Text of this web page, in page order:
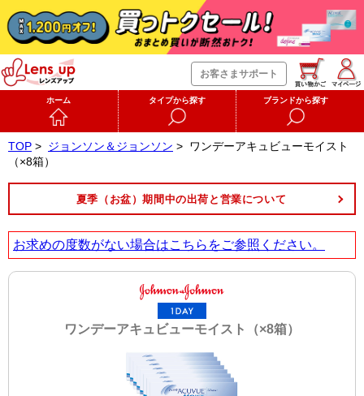
お客さまサポート
ホーム タイプから探す ブランドから探す
TOP > ジョンソン＆ジョンソン > ワンデーアキュビューモイスト
（×8箱）
夏季（お盆）期間中の出荷と営業について
お求めの度数がない場合はこちら をご参照ください。
ワンデーアキュビューモイスト（×8箱）